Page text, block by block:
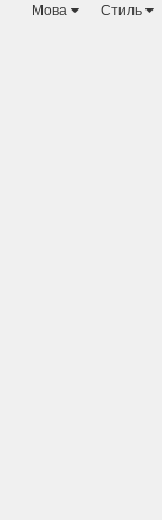
Мова
Стиль